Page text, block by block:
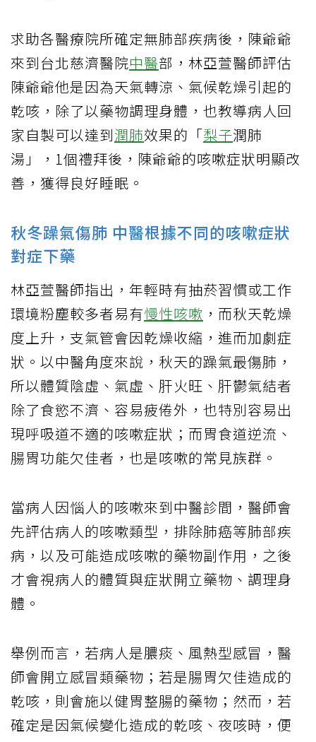
求助各醫療院所確定無肺部疾病後，陳爺爺
來到台北慈濟醫院中醫部，林亞萱醫師評估
陳爺爺他是因為天氣轉涼、氣候乾燥引起的
乾咳，除了以藥物調理身體，也教導病人回
家自製可以達到潤肺效果的「梨子潤肺
湯」，1個禮拜後，陳爺爺的咳嗽症狀明顯改
善，獲得良好睡眠。
秋冬躁氣傷肺 中醫根據不同的咳嗽症狀
對症下藥
林亞萱醫師指出，年輕時有抽菸習慣或工作
環境粉塵較多者易有慢性咳嗽 ，而秋天乾燥
度上升，支氣管會因乾燥收縮，進而加劇症
狀。以中醫角度來說，秋天的躁氣最傷肺，
所以體質陰虛、氣虛、肝火旺、肝鬱氣結者
除了食慾不濟、容易疲倦外，也特別容易出
現呼吸道不適的咳嗽症狀；而胃食道逆流、
腸胃功能欠佳者，也是咳嗽的常見族群。
當病人因惱人的咳嗽來到中醫診間，醫師會
先評估病人的咳嗽類型，排除肺癌等肺部疾
病，以及可能造成咳嗽的藥物副作用，之後
才會視病人的體質與症狀開立藥物、調理身
體。
舉例而言，若病人是膿痰、風熱型感冒，醫
師會開立感冒類藥物；若是腸胃欠佳造成的
乾咳，則會施以健胃整腸的藥物；然而，若
確定是因氣候變化造成的乾咳、夜咳時，便